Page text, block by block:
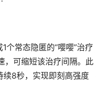
个常态隐匿的“嘤嘤”治疗
，可缩短该治疗间隔。此
续8秒，实现即刻高强度